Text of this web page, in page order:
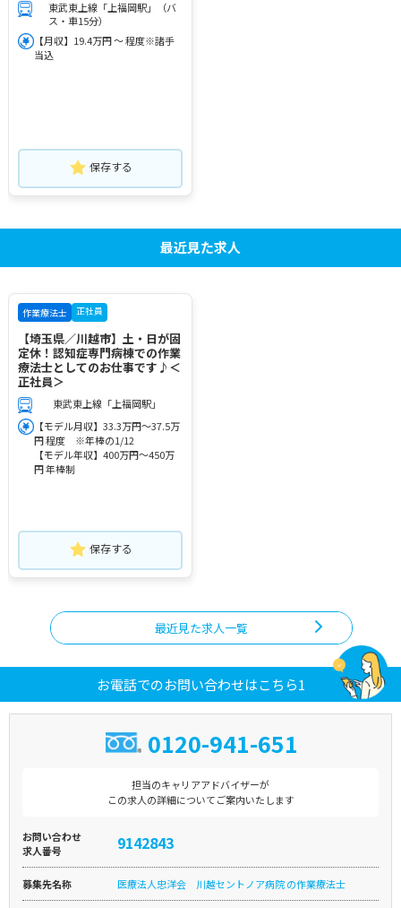
東武東上線「上福岡駅」（バ
ス・車15分）
【月収】19.4万円 ～ 程度※諸手
当込
保存する
最近見た求人
作業療法士 正社員
【埼玉県／川越市】土・日が固
定休！認知症専門病棟での作業
療法士としてのお仕事です♪＜
正社員＞
東武東上線「上福岡駅」
【モデル月収】33.3万円～37.5万
円 程度 ※年棒の1/12
【モデル年収】400万円～450万
円 年棒制
保存する
最近見た求人一覧
お電話でのお問い合わせはこちら1
0120-941-651
担当のキャリアアドバイザーが
この求人の詳細についてご案内いたします
お問い合わせ
求人番号
9142843
募集先名称 医療法人忠洋会 川越セントノア病院 の作業療法士